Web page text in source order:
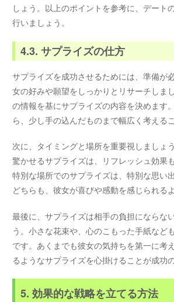
しょう。以上のポイントを参考に、デート
行いましょう。
4.3. サプライズの仕方
サプライズを成功させるためには、準備が
女の好みや願望をしっかりとリサーチしま
の情報を基にサプライズの内容を決めます
ら、少し手の込んだものまで幅広く考える
次に、タイミングと場所を重要視しましょ
驚かせるサプライズは、リフレッシュ効果
特別な場所でのサプライズは、特別な思い
どちらも、彼女が喜びや感動を感じられる
最後に、サプライズは相手の負担にならな
う。小さな花束や、心のこもった手紙など
です。あくまでも彼女の気持ちを第一に考
るようなサプライズを心掛けることが成功の
5. 効果的な戦略を立てる方法